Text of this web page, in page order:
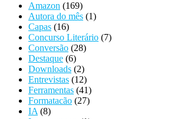
Amazon (169)
Autora do mês (1)
Capas (16)
Concurso Literário (7)
Conversão (28)
Destaque (6)
Downloads (2)
Entrevistas (12)
Ferramentas (41)
Formatacão (27)
IA (8)